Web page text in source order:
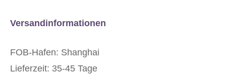
Versandinformationen
FOB-Hafen: Shanghai
Lieferzeit: 35-45 Tage